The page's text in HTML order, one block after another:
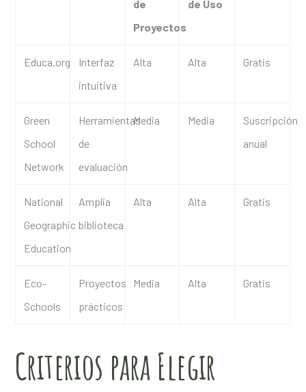
de
Proyectos
de Uso
Educa.org
Interfaz
intuitiva
Alta Alta Gratis
Green
School
Network
Herramientas
de
evaluación
Media Media
Suscripción
anual
National
Geographic
Education
Amplia
biblioteca
Alta Alta Gratis
Eco-
Schools
Proyectos
prácticos
Media Alta Gratis
Criterios para Elegir